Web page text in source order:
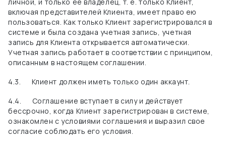
включая представителей Клиента, имеет право ею
пользоваться. Как только Клиент зарегистрировался в
системе и была создана учетная запись, учетная
запись для Клиента открывается автоматически.
Учетная запись работает в соответствии с принципом,
описанным в настоящем соглашении.
4.3.
Клиент должен иметь только один аккаунт.
4.4.
Соглашение вступает в силу и действует
бессрочно, когда Клиент зарегистрирован в системе,
ознакомлен с условиями соглашения и выразил свое
согласие соблюдать его условия.